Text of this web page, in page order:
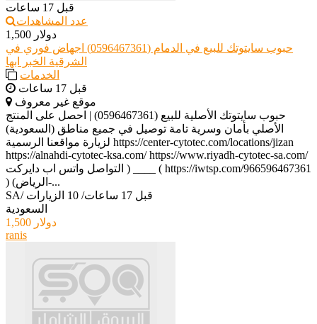
قبل 17 ساعات
عدد المشاهدات
1,500 دولار
حبوب سايتوتك للبيع في الدمام (0596467361) اجهاض فوري في
الشرقية الخبر ابها
الخدمات
قبل 17 ساعات
موقع غير معروف
حبوب سايتوتك الأصلية للبيع (0596467361) | احصل على المنتج
الأصلي بأمان وسرية تامة توصيل في جميع مناطق (السعودية)
لزيارة مواقعنا الرسمية https://center-cytotec.com/locations/jizan
https://alnahdi-cytotec-ksa.com/ https://www.riyadh-cytotec-sa.com/
التواصل واتس اب دايركت ) ____ ( https://iwtsp.com/966596467361
) (الرياض-...
SA/ قبل 17 ساعات / 10 الزيارات
السعودية
1,500 دولار
ranis